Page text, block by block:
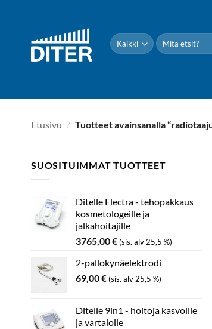
Etsi:
Etusivu / Tuotteet avainsanalla
SUOSITUIMMAT TUOTTEET
Ditelle Electra - tehopakkaus
kosmetologeille ja
jalkahoitajille
3765,00€(sis. alv 25,5 %)
2-pallokynäelektrodi
69,00€(sis. alv 25,5 %)
Ditelle 9in1 - hoitoja kasvoille
ja vartalolle